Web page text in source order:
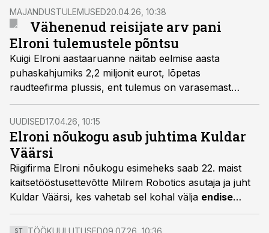
viis eraldi piletit ostes. Perepilet on saadaval nii edela-,
ida- kui lõunasuuna liinidel.
MAJANDUSTULEMUSED20.04.26, 10:38
Vähenenud reisijate arv pani
Elroni tulemustele põntsu
Kuigi Elroni aastaaruanne näitab eelmise aasta
puhaskahjumiks 2,2 miljonit eurot, lõpetas
raudteefirma plussis, ent tulemus on varasemast
kesisem.
UUDISED17.04.26, 10:15
Elroni nõukogu asub juhtima Kuldar
Väärsi
Riigifirma Elroni nõukogu esimeheks saab 22. maist
kaitsetööstusettevõtte Milrem Robotics asutaja ja juht
Kuldar Väärsi, kes vahetab sel kohal välja endise
Harju Elektri kontserni juhiAndres Allikmäe, kelle
volitused lõpevad päev varem.
ST TÖÖKUULUTUSED09.07.26, 10:36